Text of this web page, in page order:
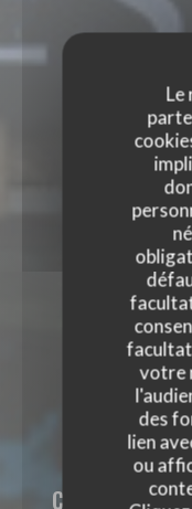
Le
votre
des
lien
ou
VIVONS
CUISINE -